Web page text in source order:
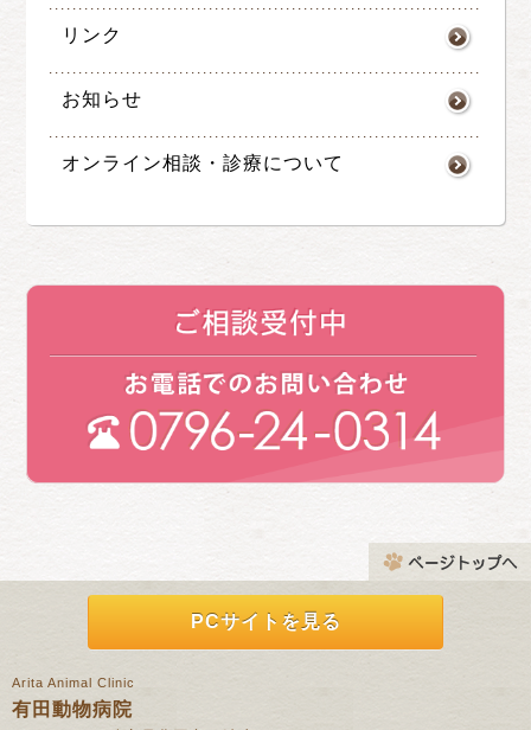
リンク
お知らせ
オンライン相談・診療について
PCサイトを見る
Arita Animal Clinic
有田動物病院